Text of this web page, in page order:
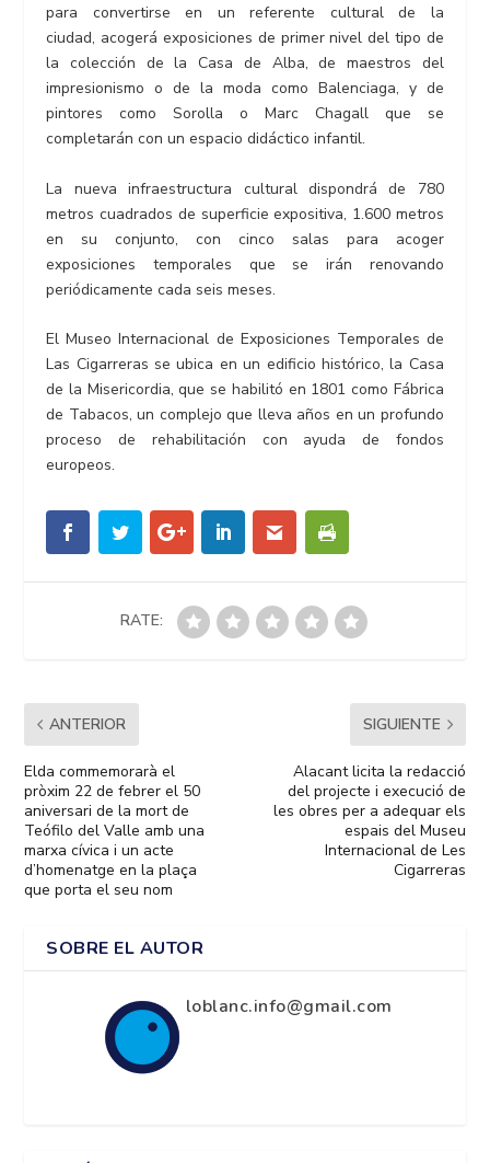
para convertirse en un referente cultural de la
ciudad, acogerá exposiciones de primer nivel del tipo de
la colección de la Casa de Alba, de maestros del
impresionismo o de la moda como Balenciaga, y de
pintores como Sorolla o Marc Chagall que se
completarán con un espacio didáctico infantil.
La nueva infraestructura cultural dispondrá de 780
metros cuadrados de superficie expositiva, 1.600 metros
en su conjunto, con cinco salas para acoger
exposiciones temporales que se irán renovando
periódicamente cada seis meses.
El Museo Internacional de Exposiciones Temporales de
Las Cigarreras se ubica en un edificio histórico, la Casa
de la Misericordia, que se habilitó en 1801 como Fábrica
de Tabacos, un complejo que lleva años en un profundo
proceso de rehabilitación con ayuda de fondos
europeos.
RATE:
ANTERIOR
Elda commemorarà el
pròxim 22 de febrer el 50
aniversari de la mort de
Teófilo del Valle amb una
marxa cívica i un acte
d’homenatge en la plaça
que porta el seu nom
SIGUIENTE
Alacant licita la redacció
del projecte i execució de
les obres per a adequar els
espais del Museu
Internacional de Les
Cigarreras
SOBRE EL AUTOR
loblanc.info@gmail.com